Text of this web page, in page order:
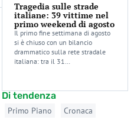
Tragedia sulle strade
italiane: 39 vittime nel
primo weekend di agosto
Il primo fine settimana di agosto
si è chiuso con un bilancio
drammatico sulla rete stradale
italiana: tra il 31…
Di tendenza
Primo Piano
Cronaca